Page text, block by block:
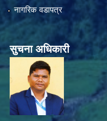
नागरिक वडापत्र
सुचना अधिकारी